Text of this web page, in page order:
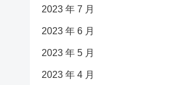
2023 年 7 月
2023 年 6 月
2023 年 5 月
2023 年 4 月